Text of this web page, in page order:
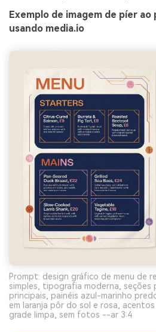
Exemplo de imagem de píer
usando media.io
Prompt: design gráfico de menu de
simples, tipografia moderna, seções
principais, painéis azul-marinho
em laranja pôr do sol e rosa,
grade limpa, sem fotos --ar 3:4